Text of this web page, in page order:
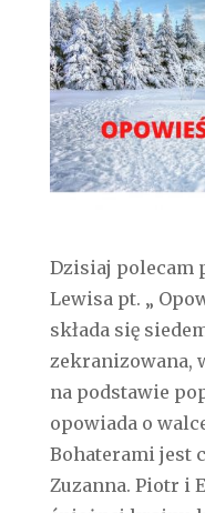
Dzisiaj polecam
Lewisa pt. „
składa się
zekranizowana,
na podstawie
opowiada o
Bohaterami jest
Zuzanna. Piotr i